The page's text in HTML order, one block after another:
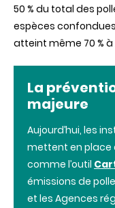
50 % du total des
espèces
atteint même 70 %
La
majeure
Aujourd’hui, les
mettent en place
comme l’outil
émissions de
et les Agences